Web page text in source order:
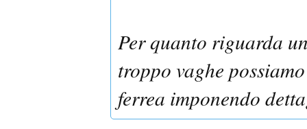
Per quanto riguarda
troppo vaghe
ferrea imponendo